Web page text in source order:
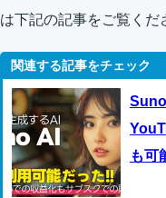
は下記の記事をご覧くだ
も可